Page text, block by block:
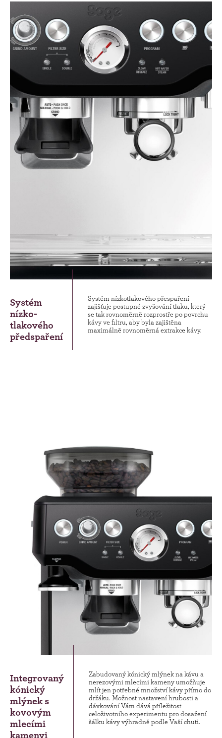
Systém
nízko-
tlakového
předspaření
Systém nízkotlakového přespaření
zajišťuje postupné zvyšování tlaku, který
se tak rovnoměrně rozprostře po povrchu
kávy ve filtru, aby byla zajištěna
maximálně rovnoměrná extrakce kávy.
Integrovaný
kónický
mlýnek s
kovovým
mlecími
kamenyi
Zabudovaný kónický mlýnek na kávu a
nerezovými mlecími kameny umožňuje
mlít jen potřebné množství kávy přímo do
držáku. Možnost nastavení hrubosti a
dávkování Vám dává příležitost
celoživotního experimentu pro dosažení
šálku kávy výhradně podle Vaší chuti.